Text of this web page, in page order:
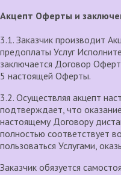
Акцепт Оферты и
3.1. Заказчик производит
предоплаты Услуг
заключается Договор
5 настоящей Оферты.
3.2. Осуществляя акцепт
подтверждает, что
настоящему Договору
полностью соответствует
пользоваться Услугами,
Заказчик обязуется